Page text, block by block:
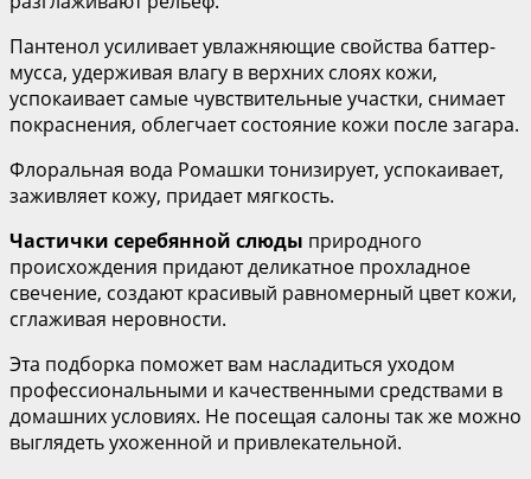
Пантенол усиливает увлажняющие свойства баттер-
мусса, удерживая влагу в верхних слоях кожи,
успокаивает самые чувствительные участки, снимает
покраснения, облегчает состояние кожи после загара.
Флоральная вода Ромашки тонизирует, успокаивает,
заживляет кожу, придает мягкость.
Частички серебянной слюды природного
происхождения придают деликатное прохладное
свечение, создают красивый равномерный цвет кожи,
сглаживая неровности.
Эта подборка поможет вам насладиться уходом
профессиональными и качественными средствами в
домашних условиях. Не посещая салоны так же можно
выглядеть ухоженной и привлекательной.